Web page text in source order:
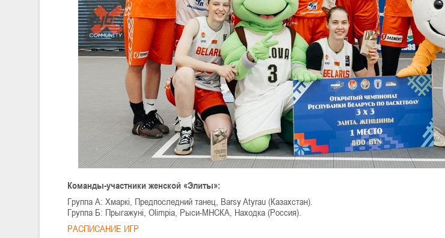
Команды-участники женской «Элиты»:
Группа А: Хмаркі, Предпоследний танец, Barsy Atyrau (Казахстан).
Группа Б: Прыгажуні, Olimpia, Рыси-МНСКА, Находка (Россия).
РАСПИСАНИЕ ИГР